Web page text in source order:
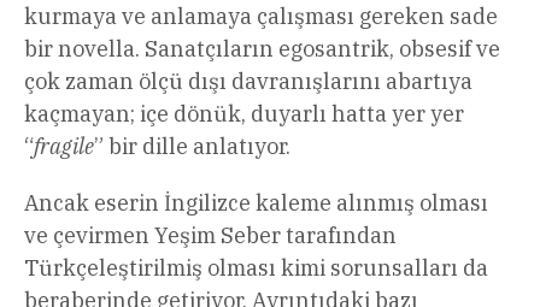
kurmaya ve anlamaya çalışması gereken sade
bir novella. Sanatçıların egosantrik, obsesif ve
çok zaman ölçü dışı davranışlarını abartıya
kaçmayan; içe dönük, duyarlı hatta yer yer
“fragile” bir dille anlatıyor.
Ancak eserin İngilizce kaleme alınmış olması
ve çevirmen Yeşim Seber tarafından
Türkçeleştirilmiş olması kimi sorunsalları da
beraberinde getiriyor. Ayrıntıdaki bazı